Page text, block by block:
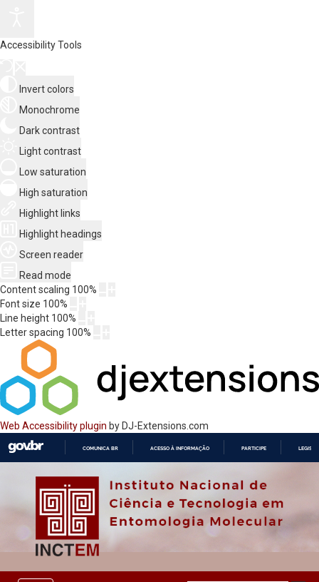
Accessibility Tools
Invert colors
Monochrome
Dark contrast
Light contrast
Low saturation
High saturation
Highlight links
Highlight headings
Screen reader
Read mode
Content scaling 100%
Font size 100%
Line height 100%
Letter spacing 100%
Web Accessibility plugin by DJ-Extensions.com
O
COMUNICA BR ACESSO À INFORMAÇÃO PARTICIPE